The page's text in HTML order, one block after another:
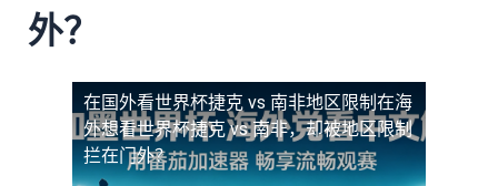
外？
在国外看世界杯捷克 vs 南非地区限制 在海
外想看世界杯捷克 vs 南非，却被地区限制
拦在门外？